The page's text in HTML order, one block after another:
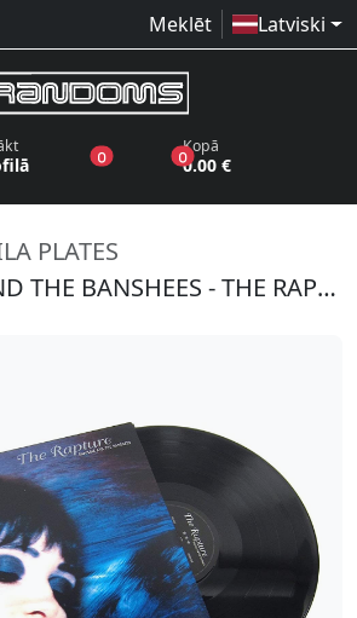
Meklēt Latviski
0produkti vēlmju sarakstā
0produkti grozā
Kopā
0.00 €
PLATES
BANSHEES - THE RAPTURE